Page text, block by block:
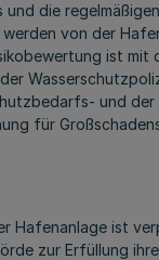
und die
von der
ist mit
und der
für
Hafenanlage ist
zur Erfüllung